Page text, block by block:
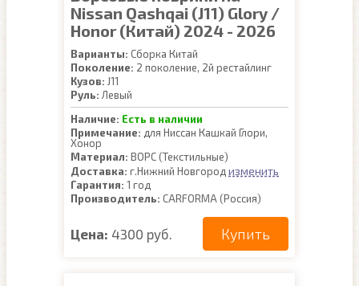
Nissan Qashqai (J11) Glory /
Honor (Китай) 2024 - 2026
Варианты: Сборка Китай
Поколение: 2 поколение, 2й рестайлинг
Кузов: J11
Руль: Левый
Наличие: Есть в наличии
Примечание: для Ниссан Кашкай Глори,
Хонор
Материал: ВОРС (Текстильные)
Доставка: г.Нижний Новгород изменить
Гарантия: 1 год
Производитель: CARFORMA (Россия)
Цена: 4300 руб. Купить